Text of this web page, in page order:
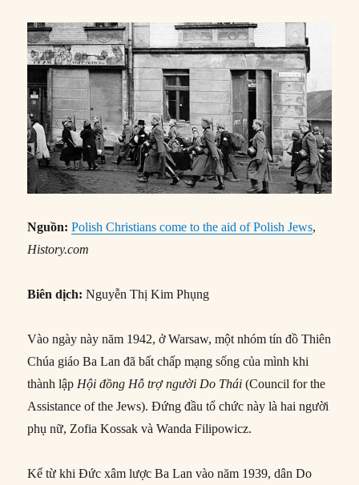
Nguồn: Polish Christians come to the aid of Polish Jews,
History.com
Biên dịch: Nguyễn Thị Kim Phụng
Vào ngày này năm 1942, ở Warsaw, một nhóm tín đồ Thiên
Chúa giáo Ba Lan đã bất chấp mạng sống của mình khi
thành lậpHội đồng Hỗ trợ người Do Thái(Council for the
Assistance of the Jews). Đứng đầu tổ chức này là hai người
phụ nữ, Zofia Kossak và Wanda Filipowicz.
Kể từ khi Đức xâm lược Ba Lan vào năm 1939, dân Do